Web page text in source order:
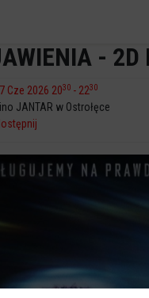
- 2D
Cze 2026 2030 - 2230
JANTAR w Ostrołęce